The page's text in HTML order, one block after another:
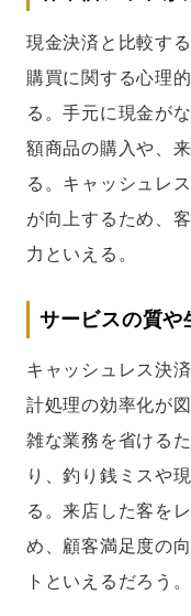
現金決済と比較す
購買に関する心理
る。手元に現金が
額商品の購入や、
る。キャッシュレ
が向上するため、
力といえる。
サービスの質や
キャッシュレス決
計処理の効率化が
雑な業務を省ける
り、釣り銭ミスや
る。来店した客を
め、顧客満足度の
トといえるだろう。